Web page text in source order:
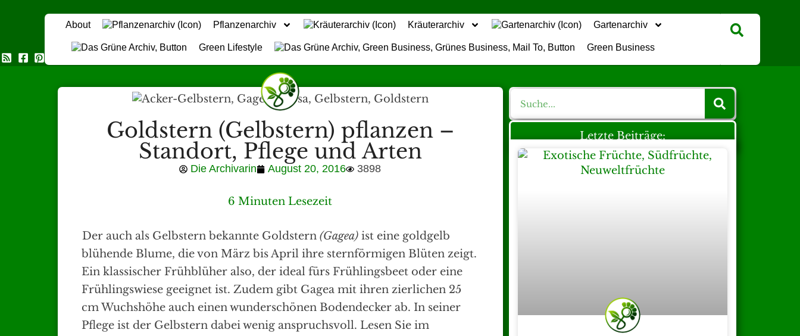
About Pflanzenarchiv Kräuterarchiv Gartenarchiv
Green Lifestyle Green Business
Das Grüne Archiv
Goldstern (Gelbstern) pflanzen –
Standort, Pflege und Arten
Die Archivarin August 20, 2016 3898
6 Minuten Lesezeit
Der auch als Gelbstern bekannte Goldstern (Gagea) ist eine goldgelb
blühende Blume, die von März bis April ihre sternförmigen Blüten zeigt.
Ein klassischer Frühblüher also, der ideal fürs Frühlingsbeet oder eine
Frühlingswiese geeignet ist. Zudem gibt Gagea mit ihren zierlichen 25
cm Wuchshöhe auch einen wunderschönen Bodendecker ab. In seiner
Pflege ist der Gelbstern dabei wenig anspruchsvoll. Lesen Sie im
Letzte Beiträge: